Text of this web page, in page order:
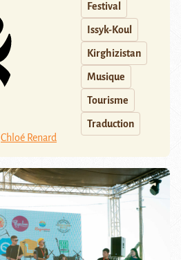
Chloé Renard
Festival
Issyk-Koul
Kirghizistan
Musique
Tourisme
Traduction